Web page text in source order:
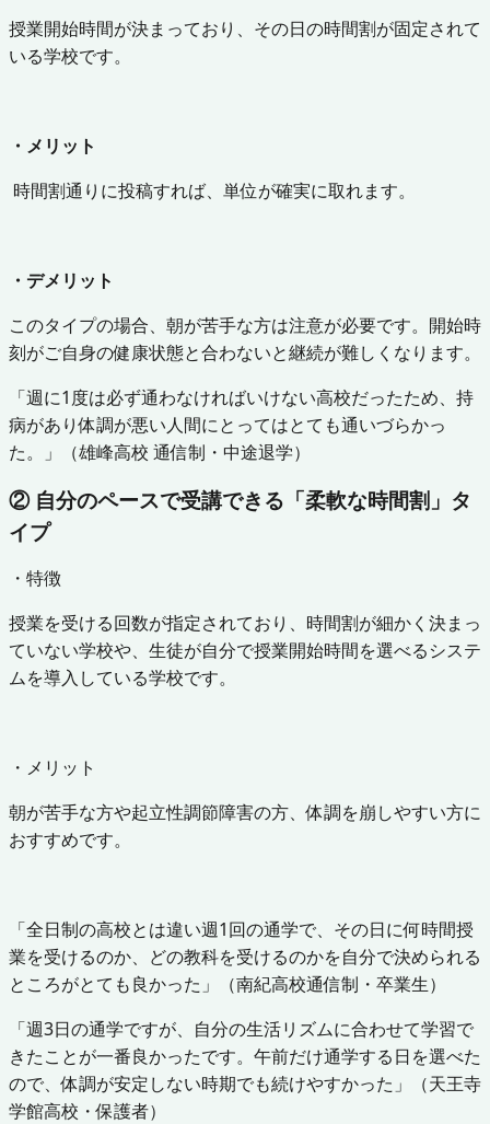
授業開始時間が決まっており、その日の時間割が固定されて
いる学校です。
・メリット
時間割通りに投稿すれば、単位が確実に取れます。
・デメリット
このタイプの場合、朝が苦手な方は注意が必要です。開始時
刻がご自身の健康状態と合わないと継続が難しくなります。
「週に1度は必ず通わなければいけない高校だったため、持
病があり体調が悪い人間にとってはとても通いづらかっ
た。」（雄峰高校 通信制・中途退学）
② 自分のペースで受講できる「柔軟な時間割」タ
イプ
・特徴
授業を受ける回数が指定されており、時間割が細かく決まっ
ていない学校や、生徒が自分で授業開始時間を選べるシステ
ムを導入している学校です。
・メリット
朝が苦手な方や起立性調節障害の方、体調を崩しやすい方に
おすすめです。
「全日制の高校とは違い週1回の通学で、その日に何時間授
業を受けるのか、どの教科を受けるのかを自分で決められる
ところがとても良かった」（南紀高校通信制・卒業生）
「週3日の通学ですが、自分の生活リズムに合わせて学習で
きたことが一番良かったです。午前だけ通学する日を選べた
ので、体調が安定しない時期でも続けやすかった」（天王寺
学館高校・保護者）